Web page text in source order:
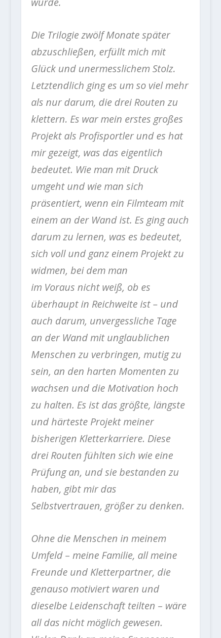
Die Trilogie zwölf Monate später
abzuschließen, erfüllt mich mit
Glück und unermesslichem Stolz.
Letztendlich ging es um so viel mehr
als nur darum, die drei Routen zu
klettern. Es war mein erstes großes
Projekt als Profisportler und es hat
mir gezeigt, was das eigentlich
bedeutet. Wie man mit Druck
umgeht und wie man sich
präsentiert, wenn ein Filmteam mit
einem an der Wand ist. Es ging auch
darum zu lernen, was es bedeutet,
sich voll und ganz einem Projekt zu
widmen, bei dem man
im Voraus nicht weiß, ob es
überhaupt in Reichweite ist – und
auch darum, unvergessliche Tage
an der Wand mit unglaublichen
Menschen zu verbringen, mutig zu
sein, an den harten Momenten zu
wachsen und die Motivation hoch
zu halten. Es ist das größte, längste
und härteste Projekt meiner
bisherigen Kletterkarriere. Diese
drei Routen fühlten sich wie eine
Prüfung an, und sie bestanden zu
haben, gibt mir das
Selbstvertrauen, größer zu denken.
Ohne die Menschen in meinem
Umfeld – meine Familie, all meine
Freunde und Kletterpartner, die
genauso motiviert waren und
dieselbe Leidenschaft teilten – wäre
all das nicht möglich gewesen.